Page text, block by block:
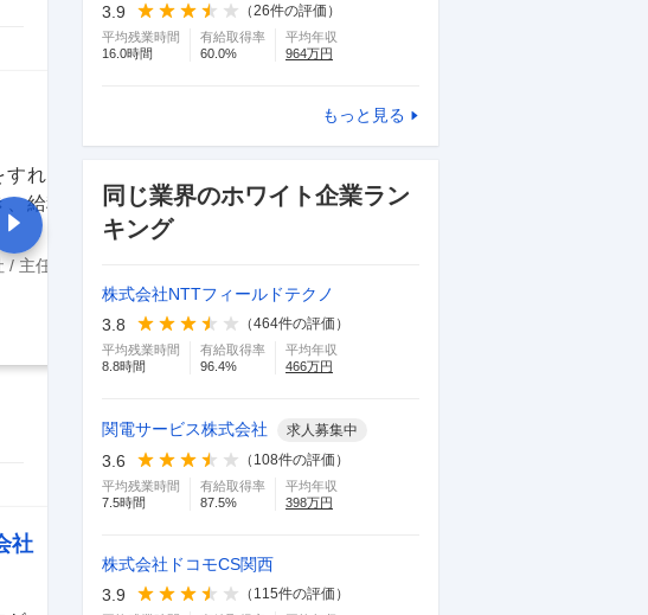
ればす
給料が
主任
4.1
たりキャリアアップを狙える。最近はRP
A研修、DX研修、
職
募集中の求人情報を見る
社
--
3.9
（26件の評価）
平均残業時間
16.0時間
有給取得率
60.0%
平均年収
964万円
もっと見る
同じ業界のホワイト企業ラン
キング
株式会社NTTフィールドテクノ
3.8
（464件の評価）
平均残業時間
8.8時間
有給取得率
96.4%
平均年収
466万円
関電サービス株式会社 求人募集中
3.6 （ 108件の評価）
平均残業時間
7.5時間
有給取得率
87.5%
平均年収
398万円
株式会社ドコモCS関西
3.9
（ 115件の評価）